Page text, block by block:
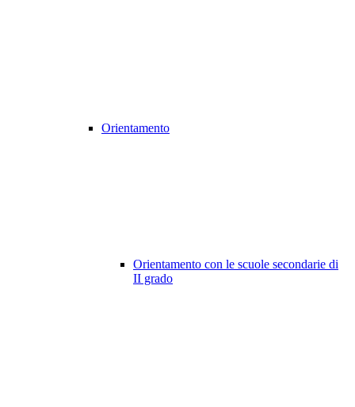
Orientamento
Orientamento con le scuole secondarie di
II grado